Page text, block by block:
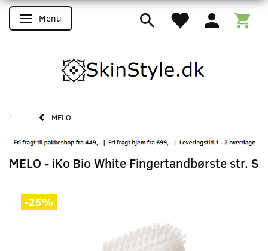
Skifte navigation
Menu
MELO
MELO - iKo Bio White Fingertandbørste str. S
-25%